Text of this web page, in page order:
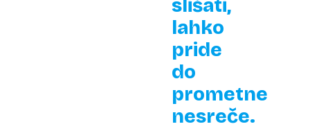
slišati,
lahko
pride
do
prometne
nesreče.